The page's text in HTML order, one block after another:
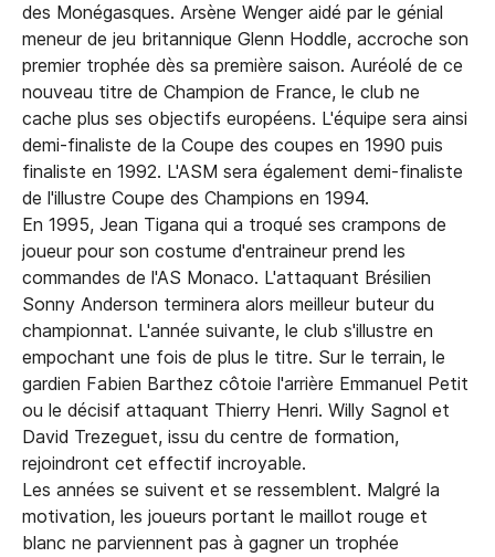
des Monégasques. Arsène Wenger aidé par le génial
meneur de jeu britannique Glenn Hoddle, accroche son
premier trophée dès sa première saison. Auréolé de ce
nouveau titre de Champion de France, le club ne
cache plus ses objectifs européens. L'équipe sera ainsi
demi-finaliste de la Coupe des coupes en 1990 puis
finaliste en 1992. L'ASM sera également demi-finaliste
de l'illustre Coupe des Champions en 1994.
En 1995, Jean Tigana qui a troqué ses crampons de
joueur pour son costume d'entraineur prend les
commandes de l'AS Monaco. L'attaquant Brésilien
Sonny Anderson terminera alors meilleur buteur du
championnat. L'année suivante, le club s'illustre en
empochant une fois de plus le titre. Sur le terrain, le
gardien Fabien Barthez côtoie l'arrière Emmanuel Petit
ou le décisif attaquant Thierry Henri. Willy Sagnol et
David Trezeguet, issu du centre de formation,
rejoindront cet effectif incroyable.
Les années se suivent et se ressemblent. Malgré la
motivation, les joueurs portant le maillot rouge et
blanc ne parviennent pas à gagner un trophée